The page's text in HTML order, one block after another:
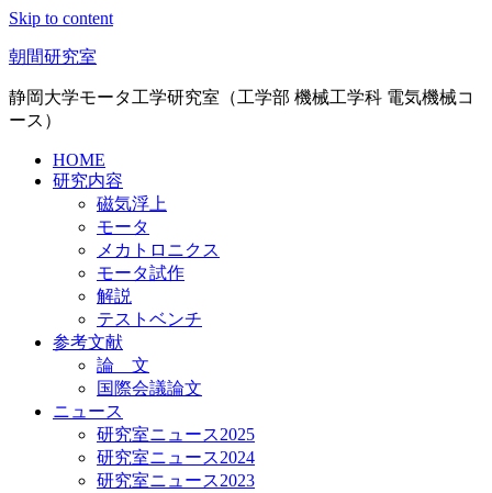
Skip to content
朝間研究室
静岡大学モータ工学研究室（工学部 機械工学科 電気機械コ
ース）
HOME
研究内容
磁気浮上
モータ
メカトロニクス
モータ試作
解説
テストベンチ
参考文献
論 文
国際会議論文
ニュース
研究室ニュース2025
研究室ニュース2024
研究室ニュース2023